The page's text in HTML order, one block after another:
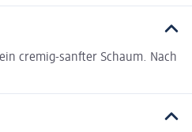
cremig-sanfter Schaum. Nach